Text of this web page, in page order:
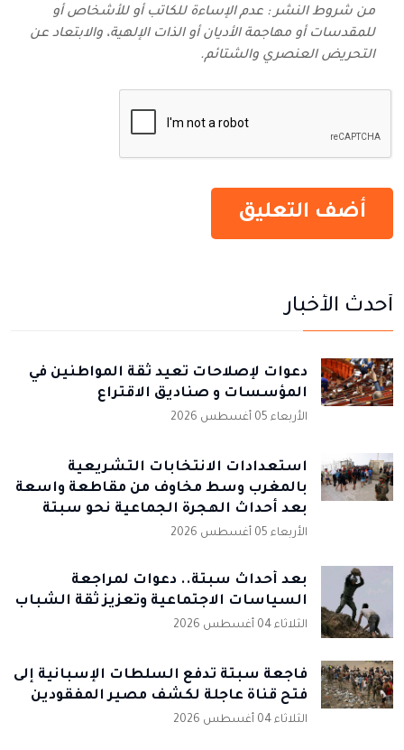
من شروط النشر : عدم الإساءة للكاتب أو للأشخاص أو
للمقدسات أو مهاجمة الأديان أو الذات الإلهية، والابتعاد عن
التحريض العنصري والشتائم‬.
أحدث الأخبار
دعوات لإصلاحات تعيد ثقة المواطنين في
المؤسسات و صناديق الاقتراع
الأربعاء 05 أغسطس 2026
استعدادات الانتخابات التشريعية
بالمغرب وسط مخاوف من مقاطعة واسعة
بعد أحداث الهجرة الجماعية نحو سبتة
الأربعاء 05 أغسطس 2026
بعد أحداث سبتة.. دعوات لمراجعة
السياسات الاجتماعية وتعزيز ثقة الشباب
الثلاثاء 04 أغسطس 2026
فاجعة سبتة تدفع السلطات الإسبانية إلى
فتح قناة عاجلة لكشف مصير المفقودين
الثلاثاء 04 أغسطس 2026